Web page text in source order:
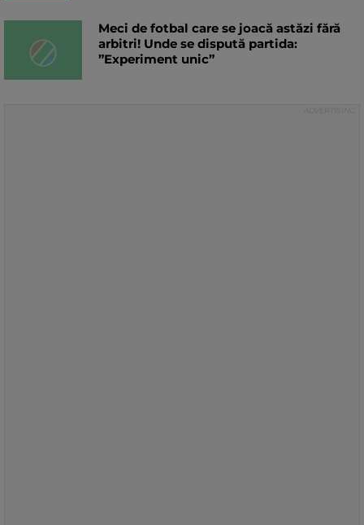
Meci de fotbal care se joacă astăzi fără
arbitri! Unde se dispută partida:
”Experiment unic”